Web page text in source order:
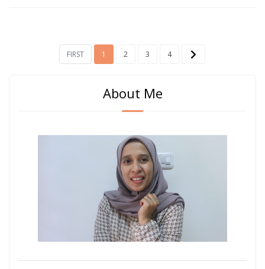
FIRST 1 2 3 4
About Me